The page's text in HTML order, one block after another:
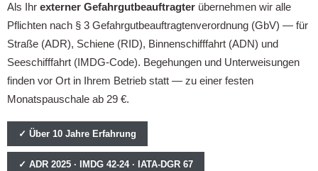
Als Ihr externer Gefahrgutbeauftragter übernehmen wir alle
Pflichten nach § 3 Gefahrgutbeauftragtenverordnung (GbV) — für
Straße (ADR), Schiene (RID), Binnenschifffahrt (ADN) und
Seeschifffahrt (IMDG-Code). Begehungen und Unterweisungen
finden vor Ort in Ihrem Betrieb statt — zu einer festen
Monatspauschale ab 29 €.
✓ Über 10 Jahre Erfahrung
✓ ADR 2025 · IMDG 42-24 · IATA-DGR 67